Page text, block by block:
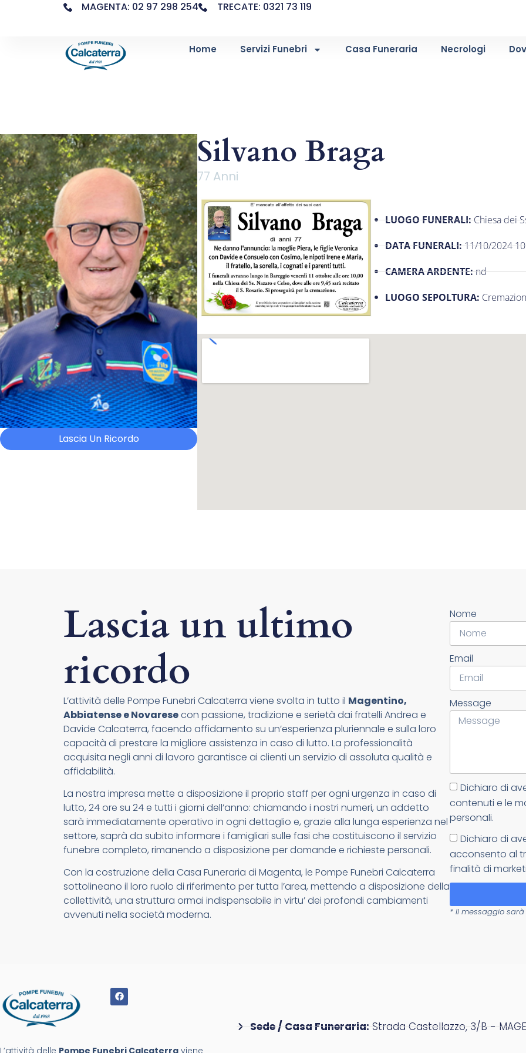
MAGENTA: 02 97 298 254 TRECATE: 0321 73 119
Home Servizi Funebri Casa Funeraria Necrologi
Lascia Un Ricordo
Silvano Braga
77 Anni
LUOGO FUNERALI:Chiesa dei
DATA FUNERALI:11/10/2024
CAMERA ARDENTE:nd
LUOGO SEPOLTURA:
Lascia un ultimo
ricordo
L’attività delle Pompe Funebri Calcaterra viene svolta in tutto il Magentino,
Abbiatense e Novaresecon passione, tradizione e serietà dai fratelli Andrea e
Davide Calcaterra, facendo affidamento su un’esperienza pluriennale e sulla loro
capacità di prestare la migliore assistenza in caso di lutto. La professionalità
acquisita negli anni di lavoro garantisce ai clienti un servizio di assoluta qualità e
affidabilità.
La nostra impresa mette a disposizione il proprio staff per ogni urgenza in caso di
lutto, 24 ore su 24 e tutti i giorni dell’anno: chiamando i nostri numeri, un addetto
sarà immediatamente operativo in ogni dettaglio e, grazie alla lunga esperienza nel
settore, saprà da subito informare i famigliari sulle fasi che costituiscono il servizio
funebre completo, rimanendo a disposizione per domande e richieste personali.
Con la costruzione della Casa Funeraria di Magenta, le Pompe Funebri Calcaterra
sottolineano il loro ruolo di riferimento per tutta l’area, mettendo a disposizione della
collettività, una struttura ormai indispensabile in virtu’ dei profondi cambiamenti
avvenuti nella società moderna.
Nome
Email
Message
Dichiaro di
contenuti e le
personali.
Dichiaro di
acconsento al
finalità di
* Il messaggio
L’attività delle Pompe Funebri Calcaterra viene
Sede / Casa Funeraria:Strada Castellazzo, 3/B -